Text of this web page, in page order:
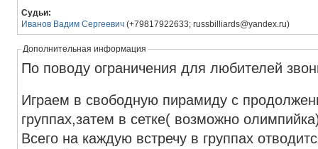
Судьи:
Иванов Вадим Сергеевич (+79817922633; russbilliards@yandex.ru)
Дополнительная информация
По поводу ограничения для любителей
Играем в свободную пирамиду с
группах,затем в сетке( возможно
Всего на каждую встречу в группах отводится 20 -30 минут. Если счет